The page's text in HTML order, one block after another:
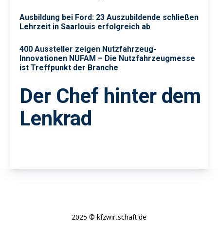
Ausbildung bei Ford: 23 Auszubildende schließen
Lehrzeit in Saarlouis erfolgreich ab
400 Aussteller zeigen Nutzfahrzeug-
Innovationen NUFAM – Die Nutzfahrzeugmesse
ist Treffpunkt der Branche
Der Chef hinter dem
Lenkrad
2025 © kfzwirtschaft.de